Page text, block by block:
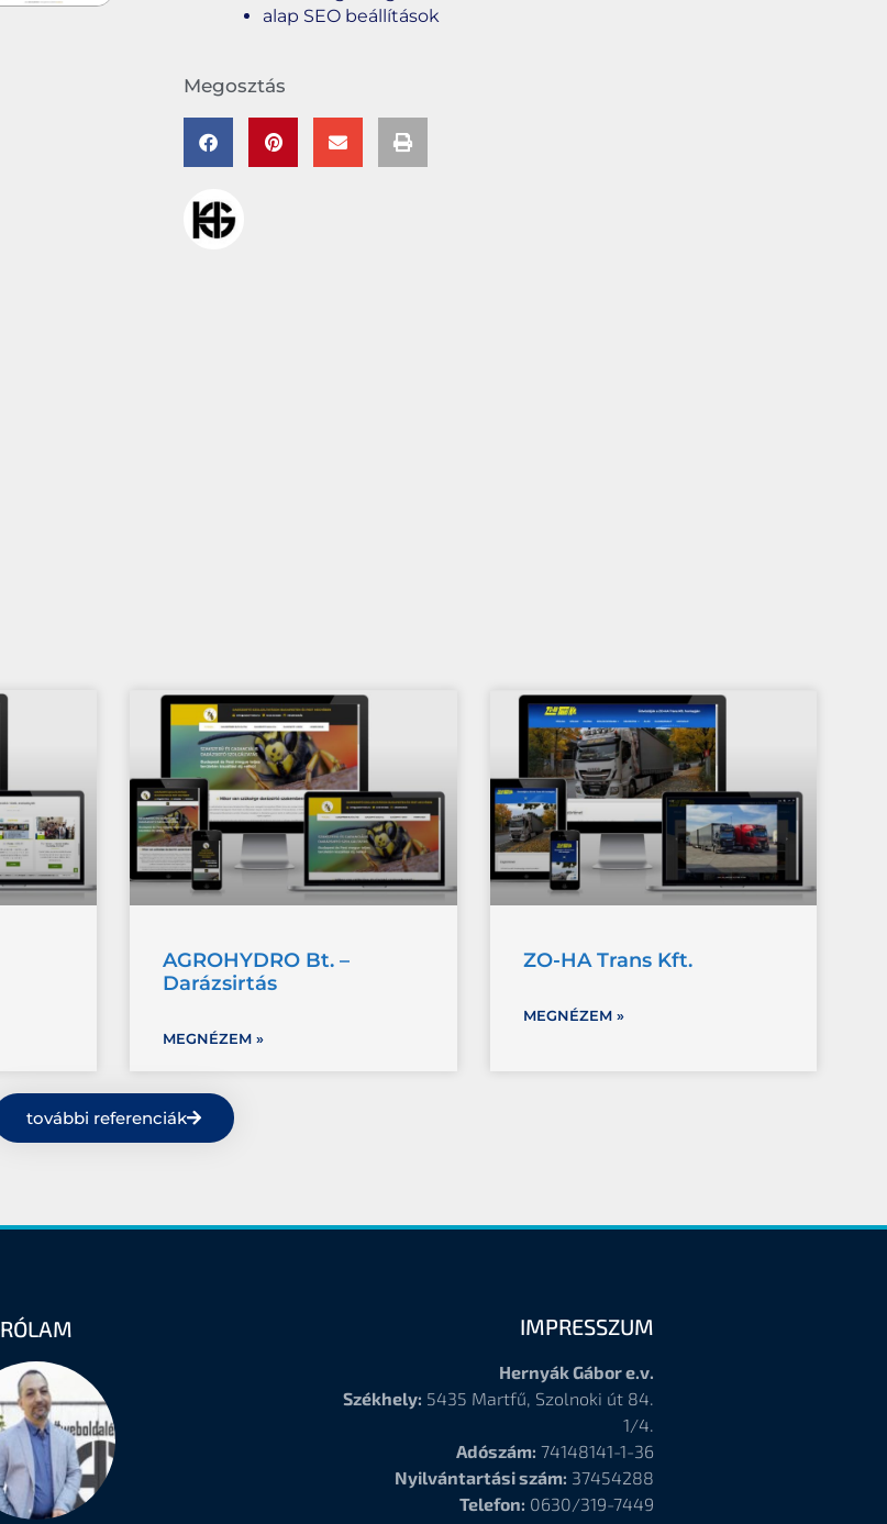
alap SEO beállítások
Megosztás
AGROHYDRO Bt. –
Darázsirtás
MEGNÉZEM »
ZO-HA Trans Kft.
MEGNÉZEM »
további referenciák
RÓLAM IMPRESSZUM
Hernyák Gábor e.v.
Székhely: 5435 Martfű, Szolnoki út 84.
1/4.
Adószám: 74148141-1-36
Nyilvántartási szám: 37454288
Telefon: 0630/319-7449